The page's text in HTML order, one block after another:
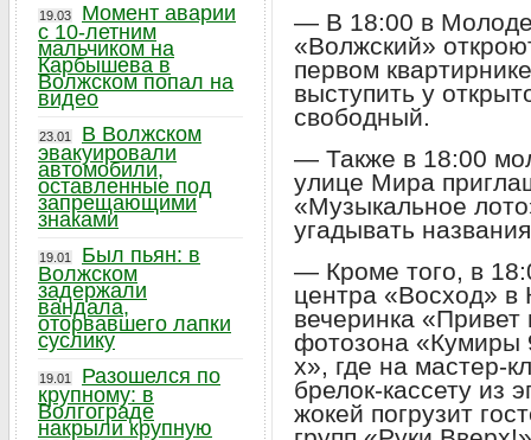
— В 18:00 в
«Волжский»
первом
выступить у
свободный.
— Также в 18:00
улице Мира
«Музыкальное
угадывать
— Кроме того, в
центра «Восход» в
вечеринка «Привет
фотозона «Кумиры
х», где на мастер-
брелок-кассету из
жокей погрузит
19.03
Момент аварии
с 10-летним
мальчиком на
Карбышева в
Волжском попал на
видео
23.01
В Волжском
эвакуировали
автомобили,
оставленные под
запрещающими
знаками
19.01
Был пьян: в
Волжском
задержали
вандала,
оторвавшего лапки
суслику
19.01
Разошелся по
крупному: в
Волгограде
накрыли крупную